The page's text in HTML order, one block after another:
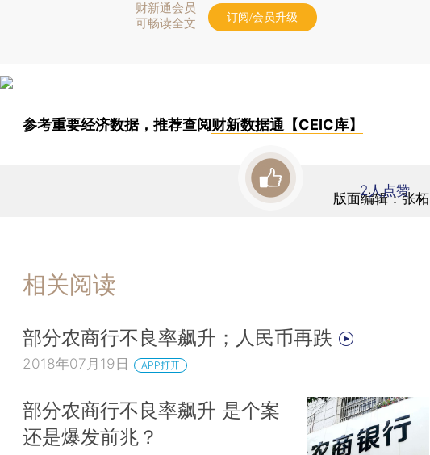
财新通会员
可畅读全文
订阅/会员升级
参考重要经济数据，推荐查阅财新数据通【CEIC库】
版面编辑：张柘
2人点赞
相关阅读
部分农商行不良率飙升；人民币再跌
2018年07月19日 APP打开
部分农商行不良率飙升 是个案
还是爆发前兆？